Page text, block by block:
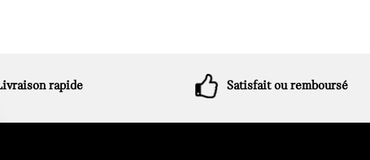
rapide Satisfait ou remboursé